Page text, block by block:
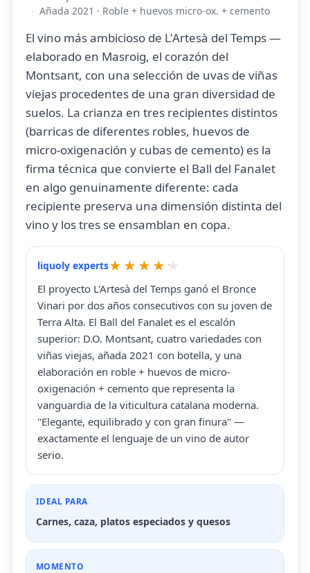
Añada 2021 · Roble + huevos micro-ox. + cemento
El vino más ambicioso de L'Artesà del Temps —
elaborado en Masroig, el corazón del
Montsant, con una selección de uvas de viñas
viejas procedentes de una gran diversidad de
suelos. La crianza en tres recipientes distintos
(barricas de diferentes robles, huevos de
micro-oxigenación y cubas de cemento) es la
firma técnica que convierte el Ball del Fanalet
en algo genuinamente diferente: cada
recipiente preserva una dimensión distinta del
vino y los tres se ensamblan en copa.
liquoly experts
El proyecto L'Artesà del Temps ganó el Bronce
Vinari por dos años consecutivos con su joven de
Terra Alta. El Ball del Fanalet es el escalón
superior: D.O. Montsant, cuatro variedades con
viñas viejas, añada 2021 con botella, y una
elaboración en roble + huevos de micro-
oxigenación + cemento que representa la
vanguardia de la viticultura catalana moderna.
"Elegante, equilibrado y con gran finura" —
exactamente el lenguaje de un vino de autor
serio.
IDEAL PARA
Carnes, caza, platos especiados y quesos
MOMENTO